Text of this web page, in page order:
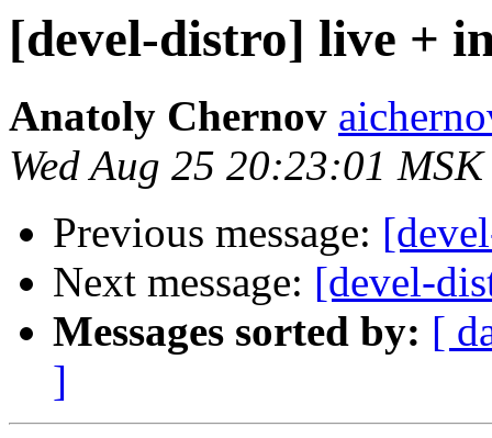
[devel-distro] live +
Anatoly Chernov
Wed Aug 25 20:23:01
Previous message:
Next message: [devel-
Messages sorted by: [
]